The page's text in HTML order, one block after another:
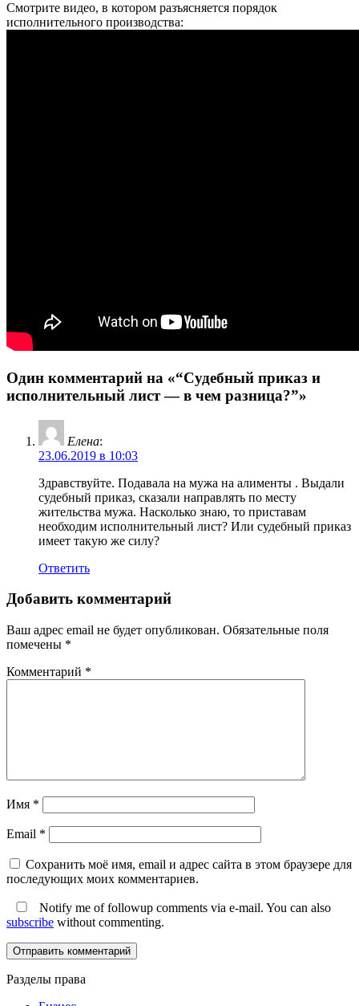
Смотрите видео, в котором разъясняется порядок
исполнительного производства:
Один комментарий на «“Судебный приказ и
исполнительный лист — в чем разница?”»
Елена:
23.06.2019 в 10:03
Здравствуйте. Подавала на мужа на алименты . Выдали
судебный приказ, сказали направлять по месту
жительства мужа. Насколько знаю, то приставам
необходим исполнительный лист? Или судебный приказ
имеет такую же силу?
Ответить
Добавить комментарий
Ваш адрес email не будет опубликован. Обязательные поля
помечены *
Комментарий *
Имя *
Email *
Сохранить моё имя, email и адрес сайта в этом браузере для
последующих моих комментариев.
Notify me of followup comments via e-mail. You can also
subscribe without commenting.
Разделы права